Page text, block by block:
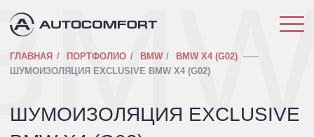
ГЛАВНАЯ ПОРТФОЛИО BMW
BMW X4 (G02)
ШУМОИЗОЛЯЦИЯ EXCLUSIVE BMW X4 (G02)
ШУМОИЗОЛЯЦИЯ EXCLUSIVE